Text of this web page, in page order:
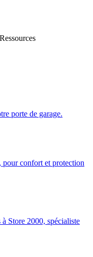
Ressources
porte de garage.
pour confort et protection
Store 2000, spécialiste